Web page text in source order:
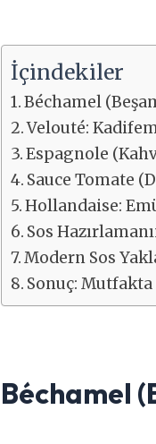
İçindekiler
Béchamel
Velouté:
Espagnole
Sauce Tomate
Hollandaise:
Sos
Modern Sos
Sonuç:
Béchamel